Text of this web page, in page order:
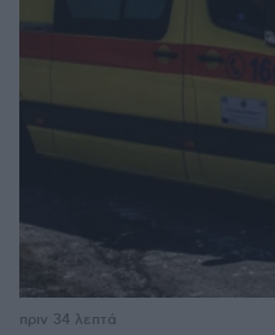
πριν 34 λεπτά